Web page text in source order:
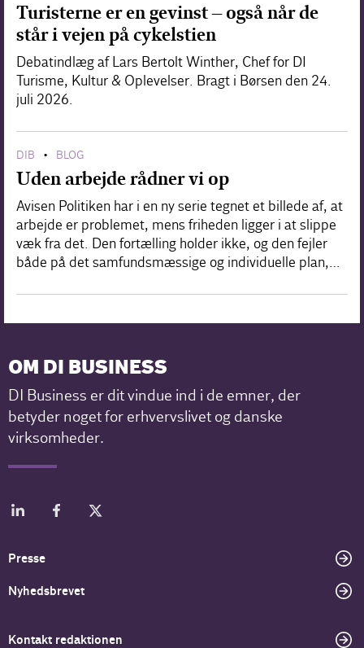
Turisterne er en gevinst – også når de
står i vejen på cykelstien
Debatindlæg af Lars Bertolt Winther, Chef for DI
Turisme, Kultur & Oplevelser. Bragt i Børsen den 24.
juli 2026.
DIB • BLOG
Uden arbejde rådner vi op
Avisen Politiken har i en ny serie tegnet et billede af, at
arbejde er problemet, mens friheden ligger i at slippe
væk fra det. Den fortælling holder ikke, og den fejler
både på det samfundsmæssige og individuelle plan,…
OM DI BUSINESS
DI Business er dit vindue ind i de emner, der
betyder noget for erhvervslivet og danske
virksomheder.
Presse
Nyhedsbrevet
Kontakt redaktionen